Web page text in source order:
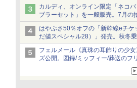
カルディ、オンライン限定「ネコ
ブラーセット」を一般販売。7月の
当選無効分
はやぶさ50％オフの「新幹線eチケ
だ値スペシャル28）」発売。秋冬
ねっと限定
フェルメール《真珠の耳飾りの少女
ズ公開。図録/ミッフィー/葬送のフ